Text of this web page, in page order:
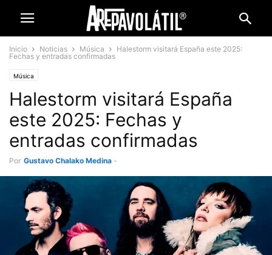
Inicio Noticias Música
Halestorm visitará España este 2025:
Fechas y entradas confirmadas
Música
Halestorm visitará España
este 2025: Fechas y
entradas confirmadas
Por Gustavo Chalako Medina -